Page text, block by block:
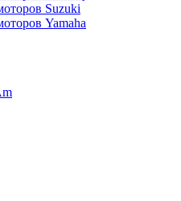
Suzuki
Yamaha